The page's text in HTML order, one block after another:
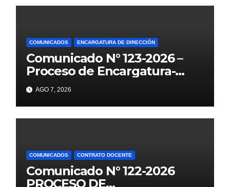
COMUNICADOS ENCARGATURA DE DIRECCIÓN
Comunicado N° 123-2026 –
Proceso de Encargatura-
2026
AGO 7, 2026
COMUNICADOS CONTRATO DOCENTE
Comunicado N° 122-2026
PROCESO DE